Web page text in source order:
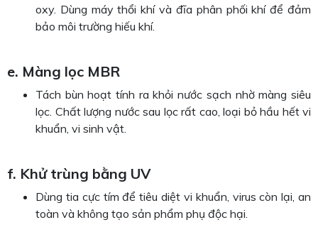
oxy. Dùng máy thổi khí và đĩa phân phối khí để đảm
bảo môi trường hiếu khí.
e. Màng lọc MBR
Tách bùn hoạt tính ra khỏi nước sạch nhờ màng siêu
lọc. Chất lượng nước sau lọc rất cao, loại bỏ hầu hết vi
khuẩn, vi sinh vật.
f. Khử trùng bằng UV
Dùng tia cực tím để tiêu diệt vi khuẩn, virus còn lại, an
toàn và không tạo sản phẩm phụ độc hại.